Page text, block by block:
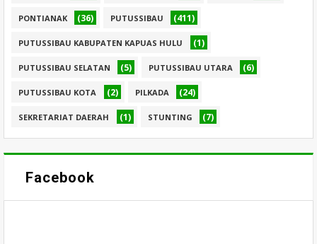
PONTIANAK (36) PUTUSSIBAU (411)
PUTUSSIBAU KABUPATEN KAPUAS HULU (1)
PUTUSSIBAU SELATAN (5) PUTUSSIBAU UTARA (6)
PUTUSSIBAU KOTA (2) PILKADA (24)
SEKRETARIAT DAERAH (1) STUNTING (7)
Facebook